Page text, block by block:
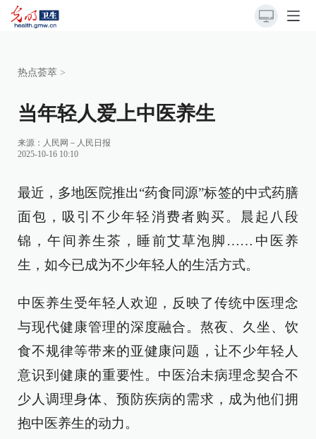
热点荟萃 >
当年轻人爱上中医养生
来源： 人民网－人民日报
2025-10-16 10:10
最近，多地医院推出“药食同源”标签的中式药膳
面包，吸引不少年轻消费者购买。晨起八段
锦，午间养生茶，睡前艾草泡脚……中医养
生，如今已成为不少年轻人的生活方式。
中医养生受年轻人欢迎，反映了传统中医理念
与现代健康管理的深度融合。熬夜、久坐、饮
食不规律等带来的亚健康问题，让不少年轻人
意识到健康的重要性。中医治未病理念契合不
少人调理身体、预防疾病的需求，成为他们拥
抱中医养生的动力。